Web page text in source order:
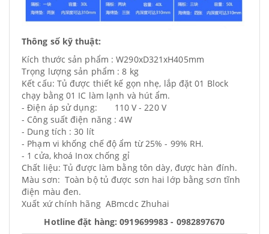
Thông số kỹ thuật:
Kích thước sản phẩm : W290xD321xH405mm
Trọng lượng sản phẩm : 8 kg
Kết cấu: Tủ được thiết kế gọn nhẹ, lắp đặt 01 Block
chạy bằng 01 IC làm lạnh và hút ẩm.
- Điện áp sử dụng: 110 V - 220 V
- Công suất điện năng : 4W
- Dung tích : 30 lít
- Phạm vi khống chế độ ẩm từ 25% - 99% RH.
- 1 cửa, khoá Inox chống gỉ
Chất liệu: Tủ được làm bằng tôn dày, được hàn đính.
Màu sơn: Toàn bộ tủ được sơn hai lớp bằng sơn tĩnh
điện màu đen.
Xuất xứ chính hãng ABmcdc Zhuhai
Hotline đặt hàng: 0919699983 - 0982897670